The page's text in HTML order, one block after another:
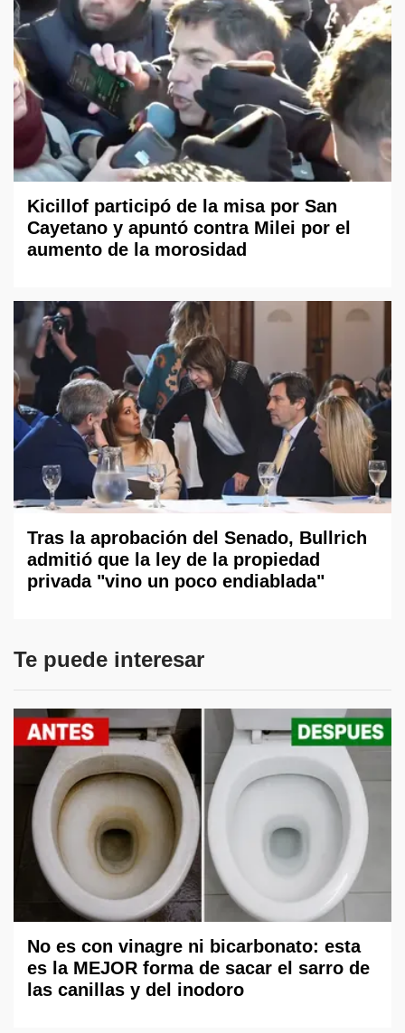
Kicillof participó de la misa por San
Cayetano y apuntó contra Milei por el
aumento de la morosidad
Tras la aprobación del Senado, Bullrich
admitió que la ley de la propiedad
privada "vino un poco endiablada"
Te puede interesar
No es con vinagre ni bicarbonato: esta
es la MEJOR forma de sacar el sarro de
las canillas y del inodoro